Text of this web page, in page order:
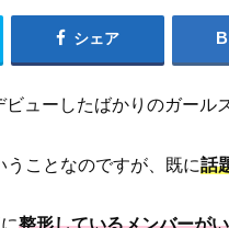
シェア
ビューしたばかりのガール
うことなのですが、既に話
整形しているメンバーが